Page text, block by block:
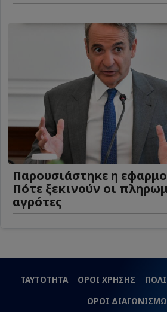
Παρουσιάστηκε η
Πότε ξεκινούν οι
αγρότες
ΤΑΥΤΟΤΗΤΑ ΟΡΟΙ ΧΡΗΣΗΣ
ΟΡΟΙ